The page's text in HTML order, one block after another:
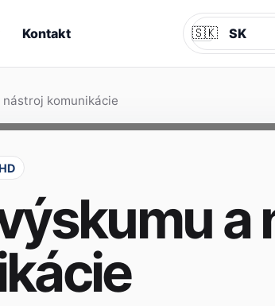
Kontakt Jazyk
🇸🇰
komunikácie
a